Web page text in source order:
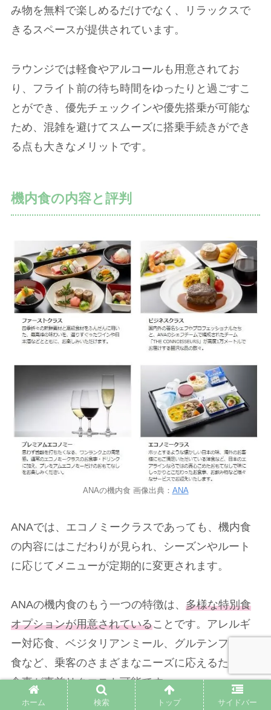
み物を無料で楽しめるだけでなく、リラックスで
きるスペースが提供されています。
ラウンジでは軽食やアルコールも用意されてお
り、フライト前の待ち時間をゆったりと過ごすこ
とができ、優先チェックインや優先搭乗が可能な
ため、混雑を避けてスムーズに搭乗手続きができ
る点も大きなメリットです。
機内食の内容と評判
ANAの機内食 画像出典： ANA
ANAでは、エコノミークラスであっても、機内食
の内容にはこだわりが見られ、シーズンやルート
に応じてメニューが定期的に変更されます。
ANAの機内食のもう一つの特徴は、 多様な特別食
オプションが用意されていることです。アレルギ
ー対応食、ベジタリアンミール、グルテンフリー
食など、乗客のさまざまなニーズに応えるための
食事が事前リクエスト可能です。
ホーム 検索 トップ サイドバー